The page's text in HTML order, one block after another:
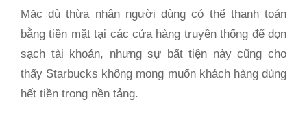
Mặc dù thừa nhận người dùng có thể thanh toán
bằng tiền mặt tại các cửa hàng truyền thống để dọn
sạch tài khoản, nhưng sự bất tiện này cũng cho
thấy Starbucks không mong muốn khách hàng dùng
hết tiền trong nền tảng.